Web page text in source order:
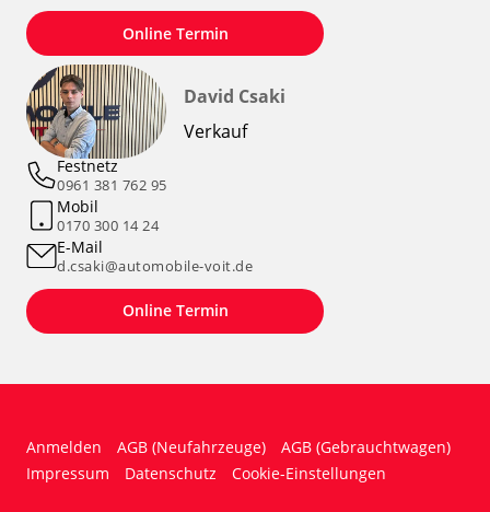
Online Termin
David Csaki
Verkauf
Festnetz
0961 381 762 95
Mobil
0170 300 14 24
E-Mail
d.csaki@automobile-voit.de
Online Termin
Anmelden AGB (Neufahrzeuge)
AGB (Gebrauchtwagen)
Impressum
Datenschutz Cookie-Einstellungen